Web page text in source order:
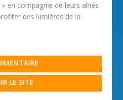
en compagnie de leurs aînés
des lumières de la
LE SITE